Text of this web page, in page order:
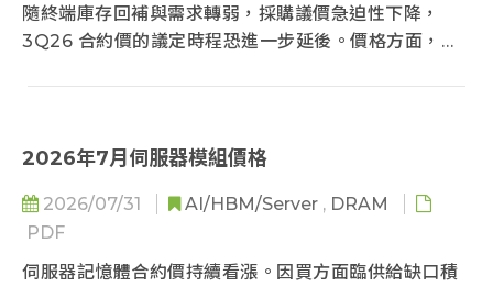
隨終端庫存回補與需求轉弱，採購議價急迫性下降，
3Q26 合約價的議定時程恐進一步延後。價格方面，
8-13%」。展望4Q26，在終端需求疲弱與庫存偏高的
server與HBM傾斜的趨勢不變，將成為該季合約價維
持不墜的重要支撐。
2026年7月伺服器模組價格
2026/07/31 AI/HBM/Server , DRAM
PDF
伺服器記憶體合約價持續看漲。因買方面臨供給缺口積